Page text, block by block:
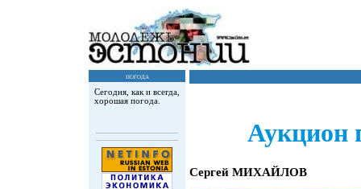
погода
Сегодня, как и всегда,
хорошая погода.
Аукцион
Сергей МИХАЙЛОВ